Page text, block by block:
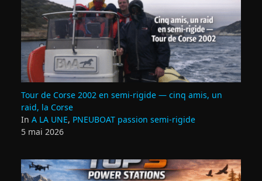
Tour de Corse 2002 en semi‑rigide — cinq amis, un
raid, la Corse
In A LA UNE, PNEUBOAT passion semi-rigide
5 mai 2026